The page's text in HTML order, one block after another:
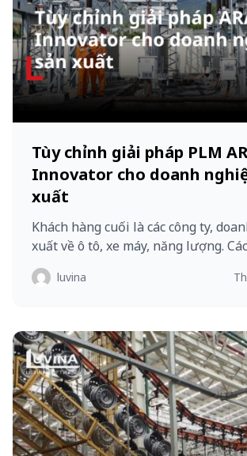
Tùy chỉnh giải pháp PLM
Innovator cho doanh
xuất
Khách hàng cuối là các công ty,
xuất về ô tô, xe máy, năng lượng.
luvina